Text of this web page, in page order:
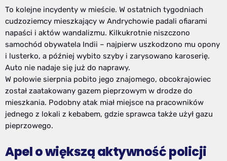
To kolejne incydenty w mieście. W ostatnich tygodniach
cudzoziemcy mieszkający w Andrychowie padali ofiarami
napaści i aktów wandalizmu. Kilkukrotnie niszczono
samochód obywatela Indii – najpierw uszkodzono mu opony
i lusterko, a później wybito szyby i zarysowano karoserię.
Auto nie nadaje się już do naprawy.
W połowie sierpnia pobito jego znajomego, obcokrajowiec
został zaatakowany gazem pieprzowym w drodze do
mieszkania. Podobny atak miał miejsce na pracowników
jednego z lokali z kebabem, gdzie sprawca także użył gazu
pieprzowego.
Apel o większą aktywność policji